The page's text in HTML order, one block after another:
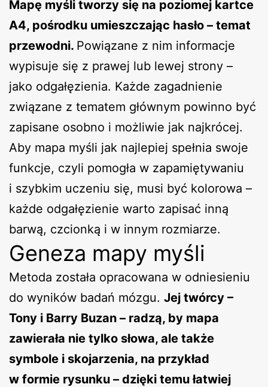
Mapę myśli tworzy się na poziomej kartce
A4, pośrodku umieszczając hasło – temat
przewodni. Powiązane z nim informacje
wypisuje się z prawej lub lewej strony –
jako odgałęzienia. Każde zagadnienie
związane z tematem głównym powinno być
zapisane osobno i możliwie jak najkrócej.
Aby mapa myśli jak najlepiej spełnia swoje
funkcje, czyli pomogła w zapamiętywaniu
i szybkim uczeniu się, musi być kolorowa –
każde odgałęzienie warto zapisać inną
barwą, czcionką i w innym rozmiarze.
Geneza mapy myśli
Metoda została opracowana w odniesieniu
do wyników badań mózgu. Jej twórcy –
Tony i Barry Buzan – radzą, by mapa
zawierała nie tylko słowa, ale także
symbole i skojarzenia, na przykład
w formie rysunku – dzięki temu łatwiej